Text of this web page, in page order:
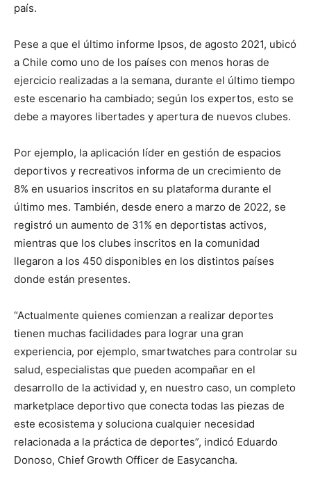
país.
Pese a que el último informe Ipsos, de agosto 2021, ubicó
a Chile como uno de los países con menos horas de
ejercicio realizadas a la semana, durante el último tiempo
este escenario ha cambiado; según los expertos, esto se
debe a mayores libertades y apertura de nuevos clubes.
Por ejemplo, la aplicación líder en gestión de espacios
deportivos y recreativos informa de un crecimiento de
8% en usuarios inscritos en su plataforma durante el
último mes. También, desde enero a marzo de 2022, se
registró un aumento de 31% en deportistas activos,
mientras que los clubes inscritos en la comunidad
llegaron a los 450 disponibles en los distintos países
donde están presentes.
“Actualmente quienes comienzan a realizar deportes
tienen muchas facilidades para lograr una gran
experiencia, por ejemplo, smartwatches para controlar su
salud, especialistas que pueden acompañar en el
desarrollo de la actividad y, en nuestro caso, un completo
marketplace deportivo que conecta todas las piezas de
este ecosistema y soluciona cualquier necesidad
relacionada a la práctica de deportes”, indicó Eduardo
Donoso, Chief Growth Officer de Easycancha.